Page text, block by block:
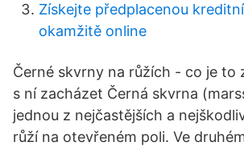
Získejte předplacenou
okamžitě online
Černé skvrny na růžích - co je to
s ní zacházet Černá skvrna
jednou z nejčastějších a
růží na otevřeném poli. Ve